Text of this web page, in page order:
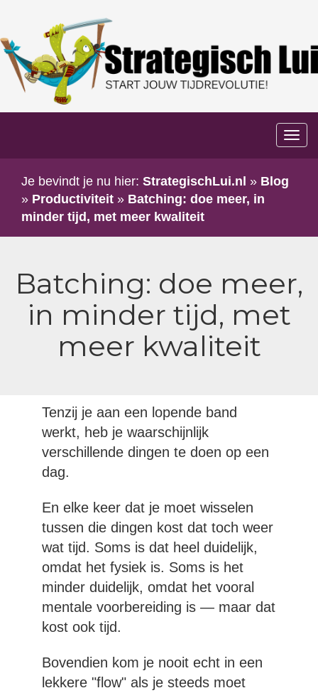
Je bevindt je nu hier: StrategischLui.nl » Blog
» Productiviteit » Batching: doe meer, in
minder tijd, met meer kwaliteit
Batching: doe meer,
in minder tijd, met
meer kwaliteit
Tenzij je aan een lopende band
werkt, heb je waarschijnlijk
verschillende dingen te doen op een
dag.
En elke keer dat je moet wisselen
tussen die dingen kost dat toch weer
wat tijd. Soms is dat heel duidelijk,
omdat het fysiek is. Soms is het
minder duidelijk, omdat het vooral
mentale voorbereiding is — maar dat
kost ook tijd.
Bovendien kom je nooit echt in een
lekkere "flow" als je steeds moet